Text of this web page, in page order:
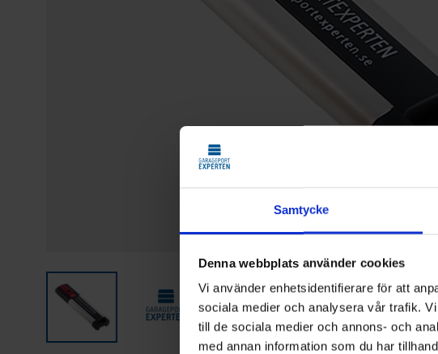
Samtycke
Denna webbplats använder cookies
Vi använder enhetsidentifierare för att
sociala medier och analysera vår trafik.
till de sociala medier och annons- och
med annan information som du har